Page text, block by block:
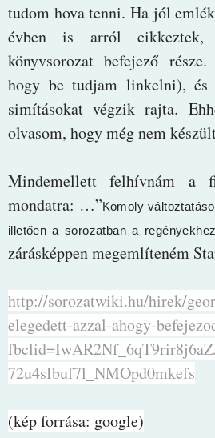
tudom hova tenni. Ha jól
évben is arról
könyvsorozat befejező
hogy be tudjam linkelni), és
simításokat végzik rajta.
olvasom, hogy még nem
Mindemellett felhívnám a
mondatra: …”Komoly
illetően a sorozatban a
zárásképpen megemlíteném
http://sorozatwiki.hu/hirek/
elegedett-azzal-ahogy-
72u4sIbuf7l_NMOpd0mkefs
(kép forrása: google)